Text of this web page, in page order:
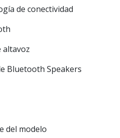
de conectividad
altavoz
Bluetooth Speakers
del modelo